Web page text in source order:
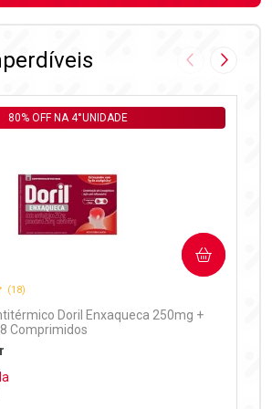
FECHAR
FECHAR
Imagem
(18)
Doril Enxaqueca 250mg +
Comprimidos
80% OFF NA 4°UNIDADE
COMPRAR